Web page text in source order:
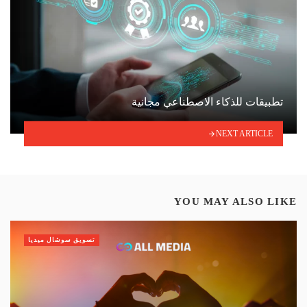
تطبيقات للذكاء الاصطناعي مجانية
NEXT ARTICLE
YOU MAY ALSO LIKE
تسويق سوشال ميديا